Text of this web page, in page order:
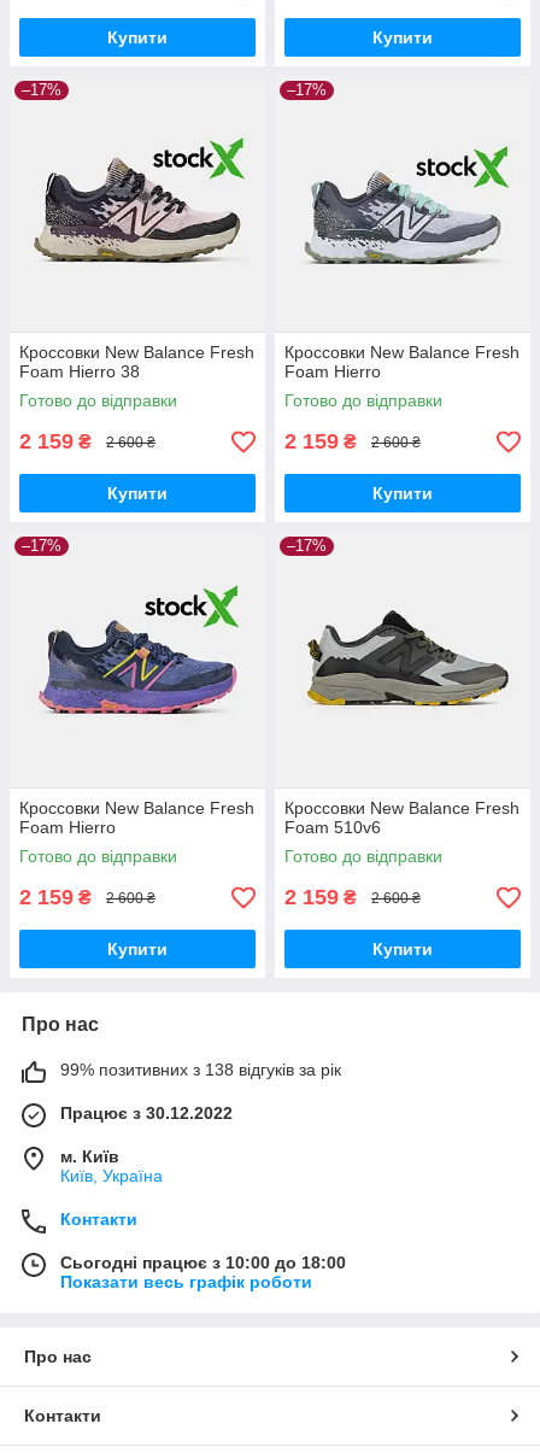
Купити Купити
–17%
Кроссовки New Balance Fresh
Foam Hierro 38
Готово до відправки
2 159 ₴ 2 600 ₴
Купити
–17%
Кроссовки New Balance Fresh
Foam Hierro
Готово до відправки
2 159 ₴ 2 600 ₴
Купити
–17%
Кроссовки New Balance Fresh
Foam Hierro
Готово до відправки
2 159 ₴ 2 600 ₴
Купити
–17%
Кроссовки New Balance Fresh
Foam 510v6
Готово до відправки
2 159 ₴ 2 600 ₴
Купити
Про нас
99% позитивних з 138 відгуків за рік
Працює з 30.12.2022
м. Київ
Київ, Україна
Контакти
Сьогодні працює з 10:00 до 18:00
Показати весь графік роботи
Про нас
Контакти